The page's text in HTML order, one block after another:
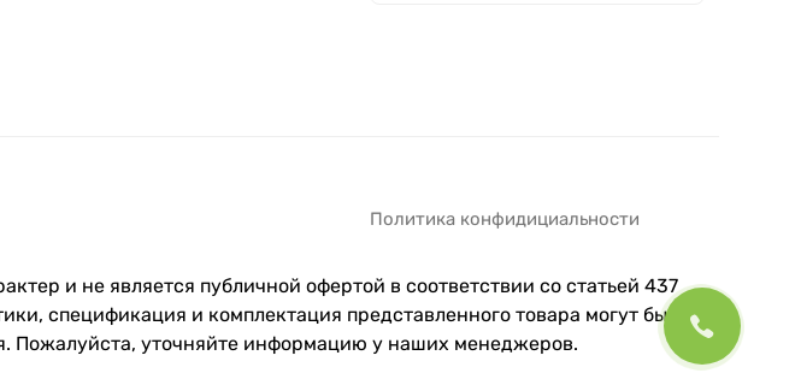
Политика конфидициальности
и не является публичной офертой в соответствии со статьей 437
спецификация и комплектация представленного товара могут быть
Пожалуйста, уточняйте информацию у наших менеджеров.